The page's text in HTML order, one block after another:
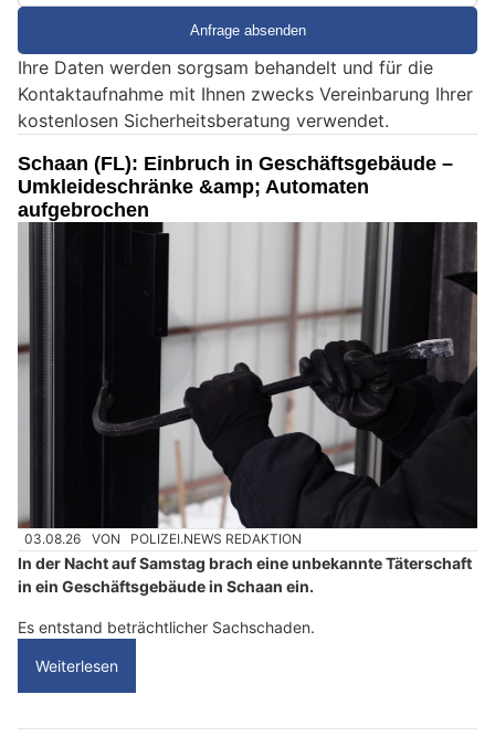
e
i
n
e
n
s
c
h
?
D
a
n
n
w
h
e
n
S
i
t
Ihre Daten werden sorgsam behandelt und für die
Kontaktaufnahme mit Ihnen zwecks Vereinbarung Ihrer
kostenlosen Sicherheitsberatung verwendet.
Schaan (FL): Einbruch in Geschäftsgebäude –
Umkleideschränke &amp; Automaten
aufgebrochen
03.08.26 VON POLIZEI.NEWS REDAKTION
In der Nacht auf Samstag brach eine unbekannte Täterschaft
in ein Geschäftsgebäude in Schaan ein.
Es entstand beträchtlicher Sachschaden.
Weiterlesen